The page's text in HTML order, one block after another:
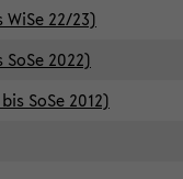
22/23)
2022)
SoSe 2012)